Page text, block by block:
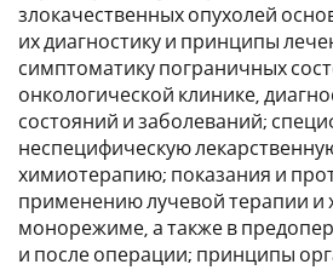
злокачественных опухолей
их диагностику и принципы
симптоматику пограничных
онкологической клинике,
состояний и заболеваний;
неспецифическую
химиотерапию; показания и
применению лучевой терапии и
монорежиме, а также в
и после операции; принципы